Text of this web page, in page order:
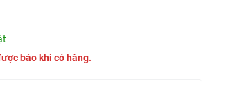
báo khi có hàng.